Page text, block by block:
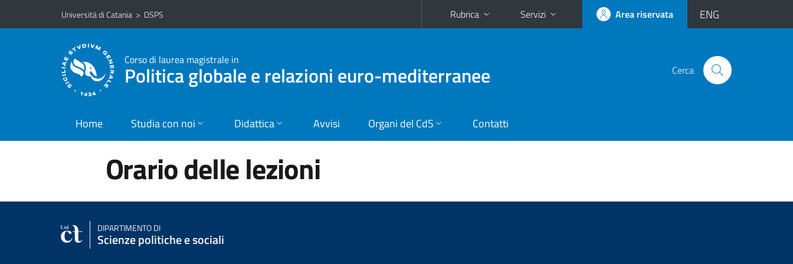
Vai al contenuto principale
Vai al menu di navigazione
Università di Catania > DSPS Rubrica Servizi Area riservata ENG
Corso di laurea magistrale in
Politica globale e relazioni euro-mediterranee Cerca
Home Studia con noi Didattica Avvisi Organi del CdS Contatti
Orario delle lezioni
DIPARTIMENTO DI
Scienze politiche e sociali